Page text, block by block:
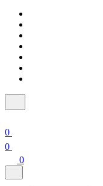
0
0
0